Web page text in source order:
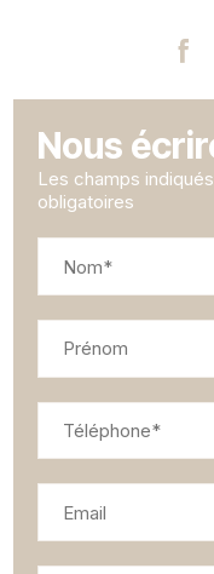
Nous
Les champs
obligatoires